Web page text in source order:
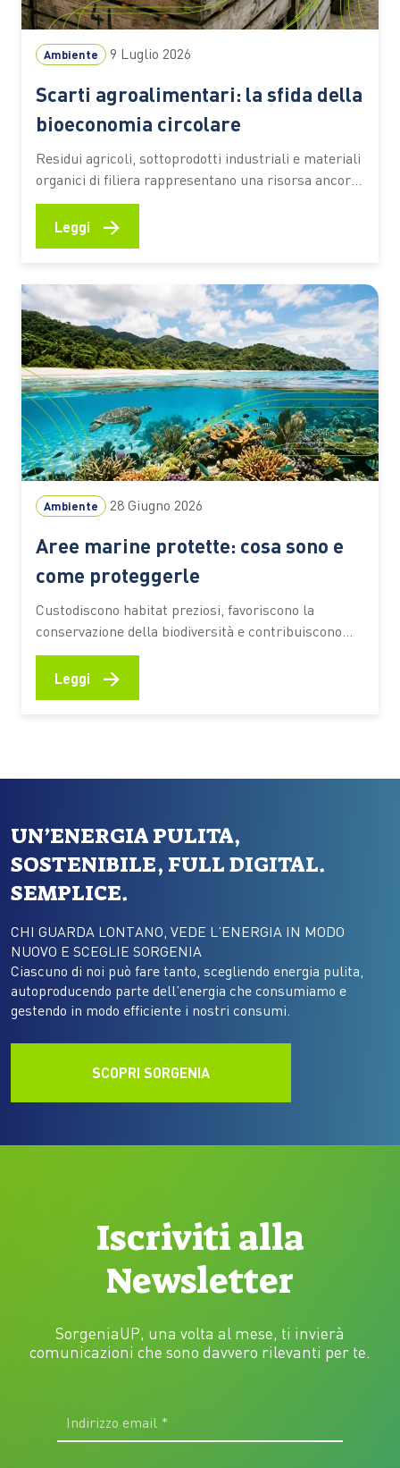
Ambiente 9 Luglio 2026
Scarti agroalimentari: la sfida della
bioeconomia circolare
Residui agricoli, sottoprodotti industriali e materiali
organici di filiera rappresentano una risorsa ancora
sottoutilizzata. Secondo una stima dell’Università
Cattolica, circa il 70% resta fuori da percorsi di
lascia dietro di sé una grande quantità di residui.
Paglia, potature,…
Leggi →
Ambiente 28 Giugno 2026
Aree marine protette: cosa sono e
come proteggerle
Custodiscono habitat preziosi, favoriscono la
conservazione della biodiversità e contribuiscono
alla resilienza degli ecosistemi costieri. Scopri come
funzionano, quali benefici offrono e quali
Leggi →
UN’ENERGIA PULITA,
SOSTENIBILE, FULL DIGITAL.
SEMPLICE.
CHI GUARDA LONTANO, VEDE L’ENERGIA IN MODO
NUOVO E SCEGLIE SORGENIA
Ciascuno di noi può fare tanto, scegliendo energia pulita,
autoproducendo parte dell’energia che consumiamo e
gestendo in modo efficiente i nostri consumi.
SCOPRI SORGENIA
Iscriviti alla
Newsletter
SorgeniaUP, una volta al mese, ti invierà
comunicazioni che sono davvero rilevanti per te.